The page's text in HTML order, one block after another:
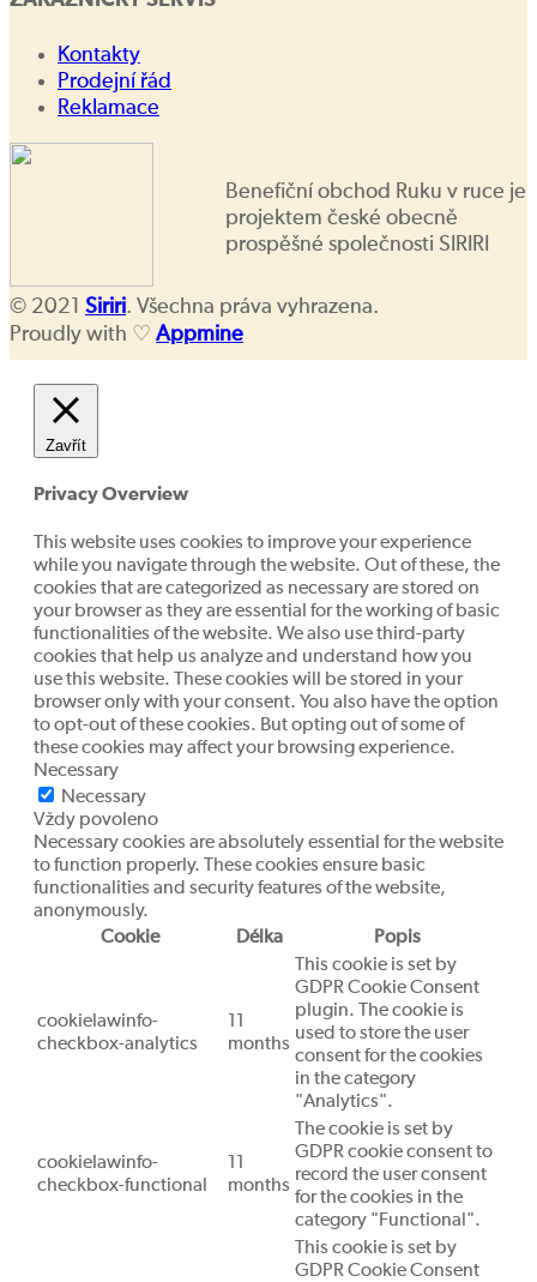
Kontakty
Prodejní řád
Reklamace
Benefiční obchod Ruku v ruce je
projektem české obecně
prospěšné společnosti SIRIRI
© 2021 Siriri. Všechna práva vyhrazena.
Proudly with ♡ Appmine
Zavřít
Privacy Overview
This website uses cookies to improve your experience
while you navigate through the website. Out of these, the
cookies that are categorized as necessary are stored on
your browser as they are essential for the working of basic
functionalities of the website. We also use third-party
cookies that help us analyze and understand how you
use this website. These cookies will be stored in your
browser only with your consent. You also have the option
to opt-out of these cookies. But opting out of some of
these cookies may affect your browsing experience.
Necessary
Necessary
Vždy povoleno
Necessary cookies are absolutely essential for the website
to function properly. These cookies ensure basic
functionalities and security features of the website,
anonymously.
Cookie
Délka Popis
cookielawinfo-
checkbox-analytics
months
This cookie is set by
GDPR Cookie Consent
plugin. The cookie is
used to store the user
consent for the cookies
in the category
"Analytics".
cookielawinfo-
checkbox-functional
months
The cookie is set by
GDPR cookie consent to
record the user consent
for the cookies in the
category "Functional".
This cookie is set by
GDPR Cookie Consent